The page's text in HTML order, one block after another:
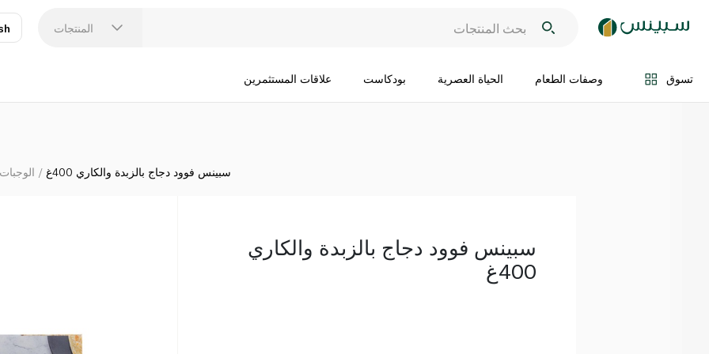
المنتجات
تسوق وصفات الطعام الحياة العصرية بودكاست علاقات المستثمرين
اضف الى السلة
سبينس فوود دجاج بالزبدة والكاري 400غ
سبينس فوود دجاج بالزبدة والكاري
400غ